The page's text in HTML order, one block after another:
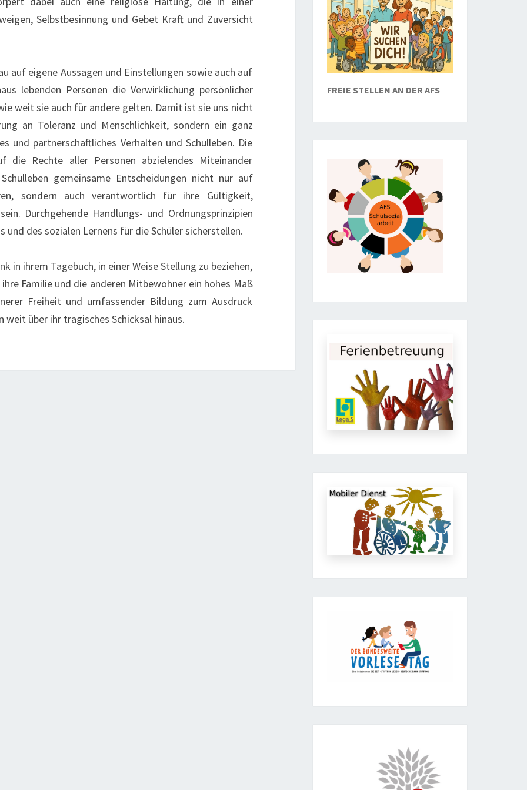
Selbstbesinnung und Gebet Kraft und Zuversicht
auf eigene Aussagen und Einstellungen sowie auch auf
lebenden Personen die Verwirklichung persönlicher
weit sie auch für andere gelten. Damit ist sie uns nicht
an Toleranz und Menschlichkeit, sondern ein ganz
und partnerschaftliches Verhalten und Schulleben. Die
Rechte aller Personen abzielendes Miteinander
gemeinsame Entscheidungen nicht nur auf
sondern auch verantwortlich für ihre Gültigkeit,
Durchgehende Handlungs- und Ordnungsprinzipien
des sozialen Lernens für die Schüler sicherstellen.
in ihrem Tagebuch, in einer Weise Stellung zu beziehen,
Familie und die anderen Mitbewohner ein hohes Maß
Freiheit und umfassender Bildung zum Ausdruck
über ihr tragisches Schicksal hinaus.
FREIE STELLEN AN DER AFS